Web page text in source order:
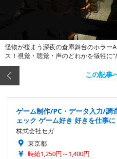
怪物が棲まう深夜の倉庫舞台のホラー
ス！視覚・聴覚・声のどれかを犠牲に
この記事
ゲーム制作/PC・データ入力/調
ェック ゲーム好き 好きを仕事
株式会社セガ
東京都
時給1,250円～1,400円